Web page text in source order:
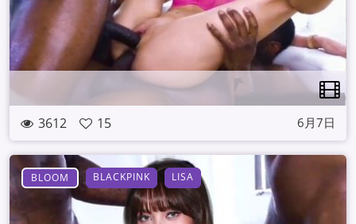
3612 15 6月7日
BLOOM BLACKPINK LISA